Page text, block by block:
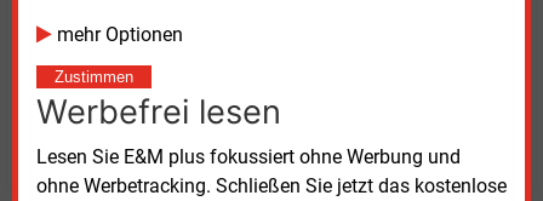
mehr Optionen
Zustimmen
Werbefrei lesen
Lesen Sie E&M plus fokussiert ohne Werbung und
ohne Werbetracking. Schließen Sie jetzt das kostenlose
Mittwoch, 3.06.2026, 15:00 Uhr
Stefan Sagmeister